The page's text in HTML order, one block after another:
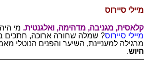
מיילי סיירוס
קלאסית, מגניבה, מדהימה, ואלגנטית. מי
מיילי סיירוס? שמלה שחורה ארוכה, חתכים
מרגילה למעניינת, השיער והפנים הנוטלי
היוש.